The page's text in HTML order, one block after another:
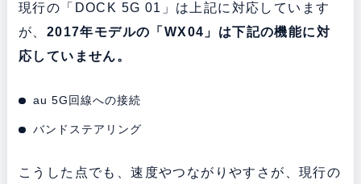
現行の「DOCK 5G 01」は上記に対応しています
が、 2017年モデルの「WX04」は下記の機能に対
応していません。
au 5G回線への接続
バンドステアリング
こうした点でも、速度やつながりやすさが、現行の